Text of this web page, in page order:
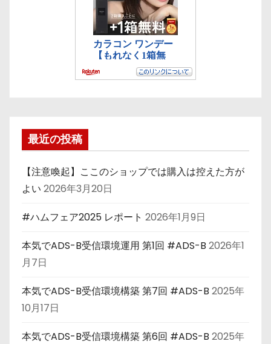
最近の投稿
【注意喚起】ここのショップでは購入は控えた方が
よい 2026年3月20日
#ハムフェア2025 レポート 2026年1月9日
本気でADS-B受信環境運用 第1回 #ADS-B 2026年1
月7日
本気でADS-B受信環境構築 第7回 #ADS-B 2025年
10月17日
本気でADS-B受信環境構築 第6回 #ADS-B 2025年